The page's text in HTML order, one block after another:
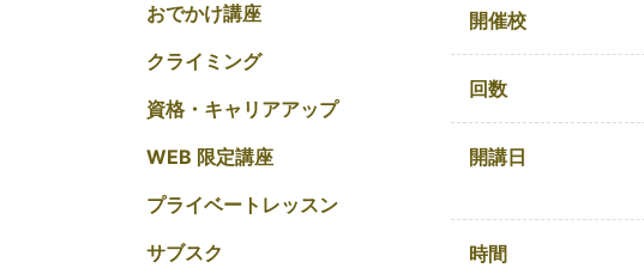
おでかけ講座
クライミング
資格・キャリアアップ
WEB 限定講座
プライベートレッスン
サブスク
開催校
回数
開講日
時間